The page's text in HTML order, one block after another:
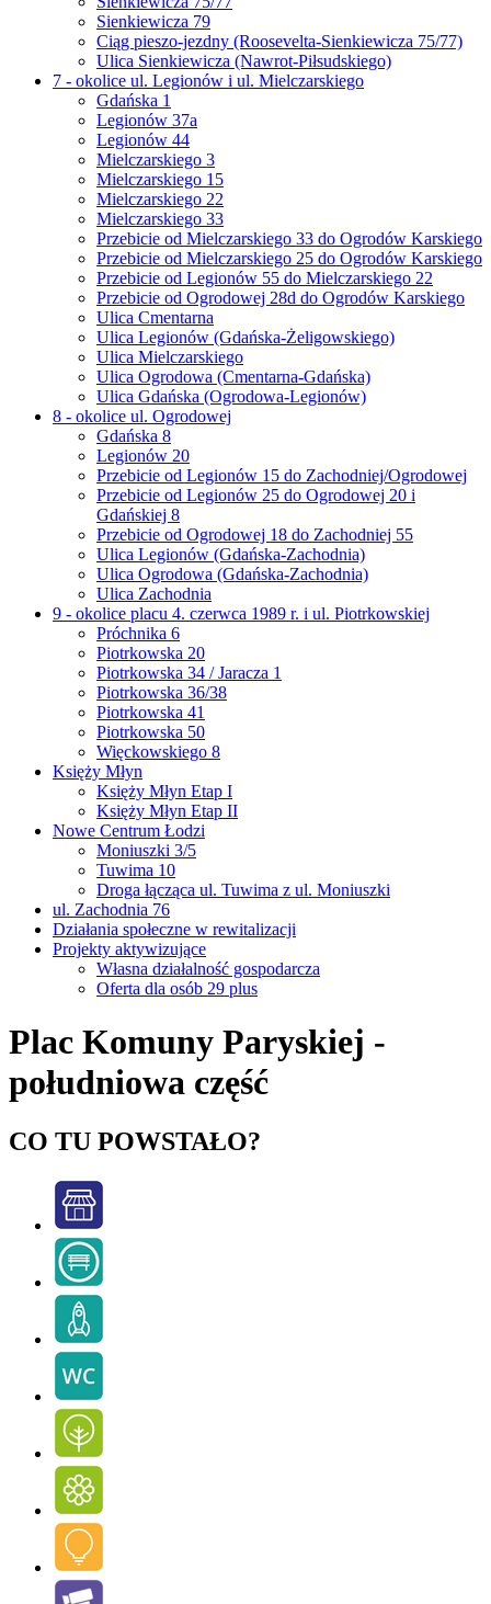
Sienkiewicza 79
Ciąg pieszo-jezdny (Roosevelta-Sienkiewicza 75/77)
Ulica Sienkiewicza (Nawrot-Piłsudskiego)
7 - okolice ul. Legionów i ul. Mielczarskiego
Gdańska 1
Legionów 37a
Legionów 44
Mielczarskiego 3
Mielczarskiego 15
Mielczarskiego 22
Mielczarskiego 33
Przebicie od Mielczarskiego 33 do Ogrodów Karskiego
Przebicie od Mielczarskiego 25 do Ogrodów Karskiego
Przebicie od Legionów 55 do Mielczarskiego 22
Przebicie od Ogrodowej 28d do Ogrodów Karskiego
Ulica Cmentarna
Ulica Legionów (Gdańska-Żeligowskiego)
Ulica Mielczarskiego
Ulica Ogrodowa (Cmentarna-Gdańska)
Ulica Gdańska (Ogrodowa-Legionów)
8 - okolice ul. Ogrodowej
Gdańska 8
Legionów 20
Przebicie od Legionów 15 do Zachodniej/Ogrodowej
Przebicie od Legionów 25 do Ogrodowej 20 i
Gdańskiej 8
Przebicie od Ogrodowej 18 do Zachodniej 55
Ulica Legionów (Gdańska-Zachodnia)
Ulica Ogrodowa (Gdańska-Zachodnia)
Ulica Zachodnia
9 - okolice placu 4. czerwca 1989 r. i ul. Piotrkowskiej
Próchnika 6
Piotrkowska 20
Piotrkowska 34 / Jaracza 1
Piotrkowska 36/38
Piotrkowska 41
Piotrkowska 50
Więckowskiego 8
Księży Młyn
Księży Młyn Etap I
Księży Młyn Etap II
Nowe Centrum Łodzi
Moniuszki 3/5
Tuwima 10
Droga łącząca ul. Tuwima z ul. Moniuszki
ul. Zachodnia 76
Działania społeczne w rewitalizacji
Projekty aktywizujące
Własna działalność gospodarcza
Oferta dla osób 29 plus
Plac Komuny Paryskiej -
południowa część
CO TU POWSTAŁO?